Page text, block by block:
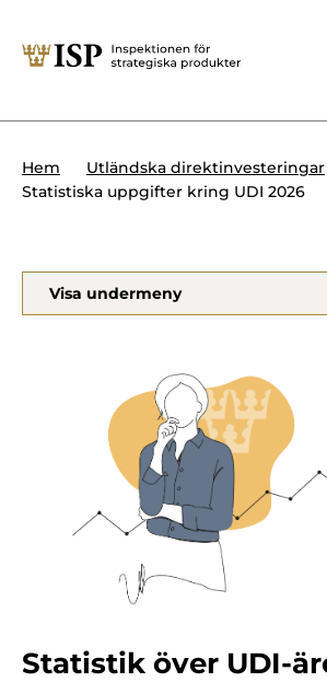
Söktips:
Presskontakt
Krigsmateriel
Produkter med dubbla
Utländska
Kemvapen-konventionen
Om ISP
Kontakt
Kundwebben
Hem
Utländska direktinvesteringar
Statistiska uppgifter kring UDI 2026
Visa undermeny
Statistik över UDI-